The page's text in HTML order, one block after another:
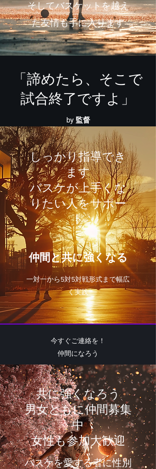
​そしてバスケットを越え
た友情も手に入ります
「諦めたら、そこで
試合終了ですよ」
by 監督
しっかり指導でき
ます
​バスケが上手くな
りたい人をサポー
ト
​仲間と共に強くなる
​一対一から5対5対戦形式まで幅広
く実践
今すぐご連絡を！
​仲間になろう
共に強くなろう
男女ともに仲間募集
中
女性も参加大歓迎
​バスケを愛する者に性別